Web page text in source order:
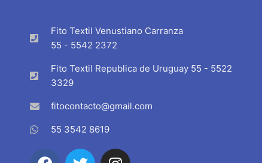
Fito Textil Venustiano Carranza
55 - 5542 2372
Fito Textil Republica de Uruguay 55 - 5522
3329
fitocontacto@gmail.com
55 3542 8619
F
T
I